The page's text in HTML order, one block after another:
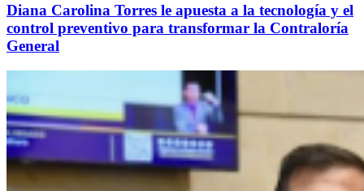
Diana Carolina Torres le apuesta a la tecnología y el
control preventivo para transformar la Contraloría
General